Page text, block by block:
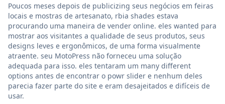
Poucos meses depois de publicizing seus negócios em feiras
locais e mostras de artesanato, rbia shades estava
procurando uma maneira de vender online. eles wanted para
mostrar aos visitantes a qualidade de seus produtos, seus
designs leves e ergonômicos, de uma forma visualmente
atraente. seu MotoPress não forneceu uma solução
adequada para isso. eles tentaram um many different
options antes de encontrar o powr slider e nenhum deles
parecia fazer parte do site e eram desajeitados e difíceis de
usar.